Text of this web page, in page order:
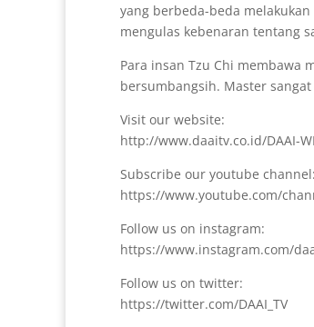
yang berbeda-beda
mengulas kebenaran tentang
Para insan Tzu Chi membawa
bersumbangsih. Master
Visit our website:
http://www.daaitv.co.id/DAAI-
Subscribe our youtube channel:
https://www.youtube.com/
Follow us on instagram:
https://www.instagram.com/
Follow us on twitter:
https://twitter.com/DAAI_TV